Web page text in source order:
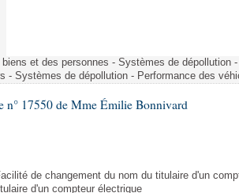
des lois
des lois
sociale
et orales
des débats
et des personnes - Systèmes de dépollution
- Systèmes de dépollution - Performance des
n° 17550 de Mme Émilie Bonnivard
de changement du nom du titulaire d'un
d'un compteur électrique